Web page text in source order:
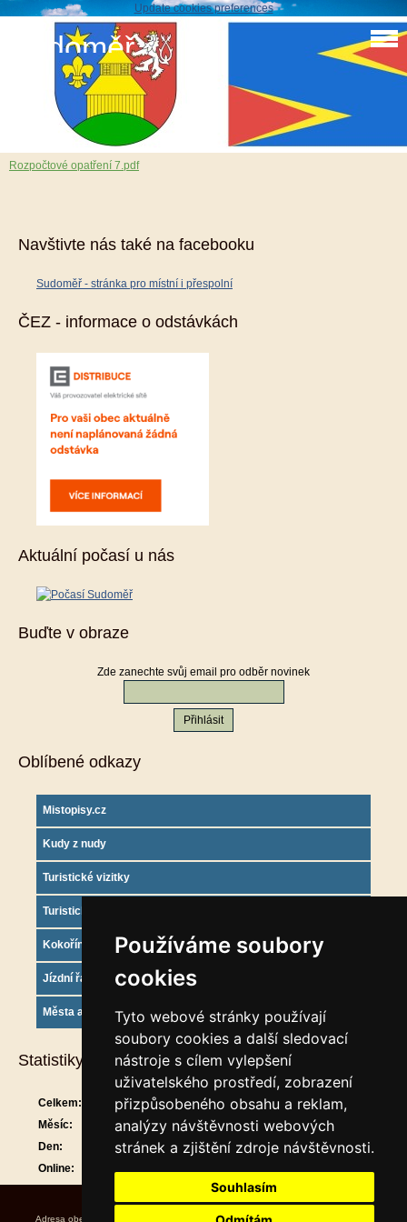
Používáme soubory
cookies
Tyto webové stránky používají
soubory cookies a další sledovací
nástroje s cílem vylepšení
uživatelského prostředí, zobrazení
přizpůsobeného obsahu a reklam,
analýzy návštěvnosti webových
stránek a zjištění zdroje návštěvnosti.
Souhlasím
Update cookies preferences
Sudoměř
Rozpočtové opatření 7
7. 8. 2017
Rozpočtové opatření 7.pdf
Navštivte nás také na facebooku
Sudoměř - stránka pro místní i přespolní
ČEZ - informace o odstávkách
Aktuální počasí u nás
Buďte v obraze
Zde zanechte svůj email pro odběr novinek
Oblíbené odkazy
Mistopisy.cz
Kudy z nudy
Turistické vizitky
Turistický deník
Kokořínsko info
Jízdní řády
Města a obce
Statistiky
Online:
Celkem:
909736
Měsíc:
29521
Den:
Adresa obecního úřadu Úřední